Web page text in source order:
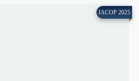
IACOP 2025